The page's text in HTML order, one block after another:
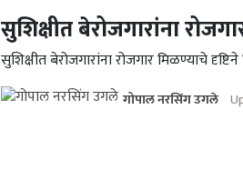
सुशिक्षीत बेरोजगारांना
सुशिक्षीत बेरोजगारांना रोजगार मिळण्याचे
गोपाल नरसिंग उगले